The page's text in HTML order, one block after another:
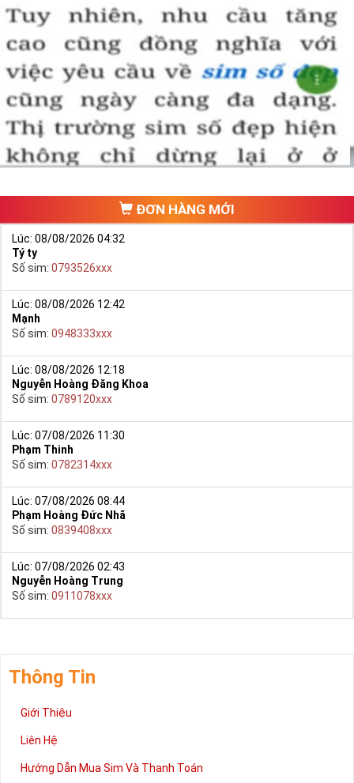
ĐƠN HÀNG MỚI
Lúc: 08/08/2026 04:32
Tý ty
Số sim: 0793526xxx
Lúc: 08/08/2026 12:42
Mạnh
Số sim: 0948333xxx
Lúc: 08/08/2026 12:18
Nguyễn Hoàng Đăng Khoa
Số sim: 0789120xxx
Lúc: 07/08/2026 11:30
Phạm Thinh
Số sim: 0782314xxx
Lúc: 07/08/2026 08:44
Phạm Hoàng Đức Nhã
Số sim: 0839408xxx
Lúc: 07/08/2026 02:43
Nguyễn Hoàng Trung
Số sim: 0911078xxx
Thông Tin
Giới Thiệu
Liên Hệ
Hướng Dẫn Mua Sim Và Thanh Toán